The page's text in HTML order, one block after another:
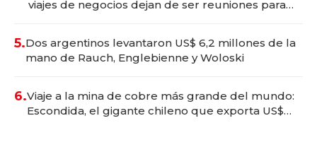
viajes de negocios dejan de ser reuniones para
5.Dos argentinos levantaron US$ 6,2 millones de la
mano de Rauch, Englebienne y Woloski
6.Viaje a la mina de cobre más grande del mundo:
Escondida, el gigante chileno que exporta US$